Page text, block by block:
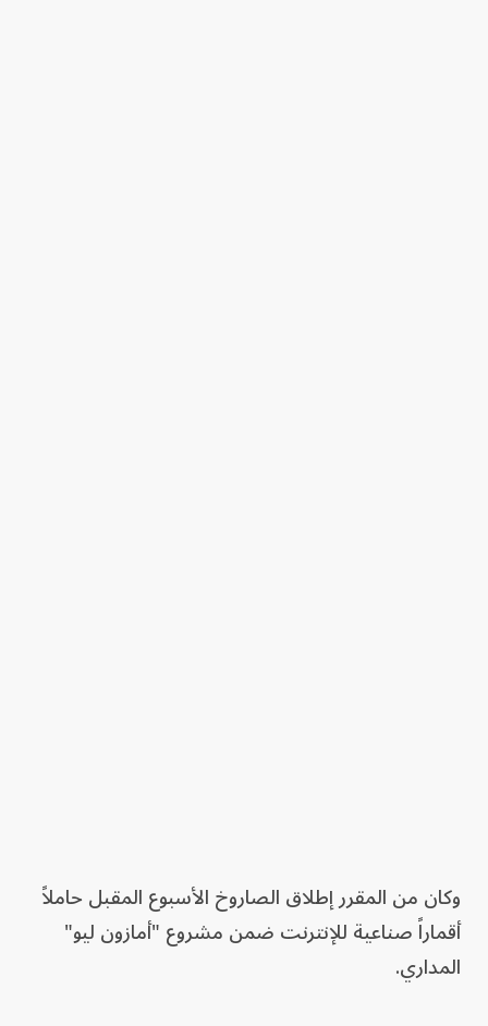
وكان من المقرر إطلاق الصاروخ الأسبوع المقبل حاملاً
أقماراً صناعية للإنترنت ضمن مشروع "أمازون ليو"
المداري.